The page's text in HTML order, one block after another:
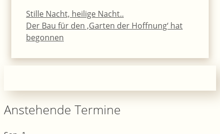
Stille Nacht, heilige Nacht..
Der Bau für den ‚Garten der Hoffnung‘ hat
begonnen
Anstehende Termine